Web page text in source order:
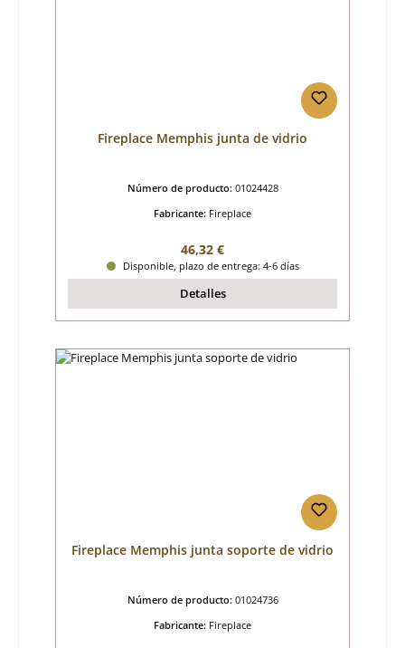
Fireplace Memphis junta de vidrio
Número de producto: 01024428
Fabricante: Fireplace
Precio normal:
46,32 €
Disponible, plazo de entrega: 4-6 días
Detalles
Fireplace Memphis junta soporte de vidrio
Número de producto: 01024736
Fabricante: Fireplace